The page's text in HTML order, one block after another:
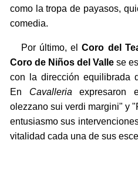
como la tropa de payasos,
comedia.
Por último, elCoro del
Coro de Niños del Valle se
con la dirección equilibrada
En Cavalleria expresaron
olezzano sui verdi margini" y
entusiasmo sus
vitalidad cada una de sus